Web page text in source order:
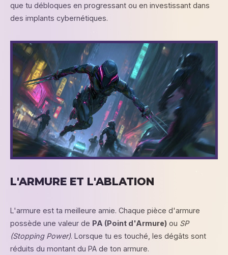
que tu débloques en progressant ou en investissant dans
des implants cybernétiques.
L'ARMURE ET L'ABLATION
L'armure est ta meilleure amie. Chaque pièce d'armure
possède une valeur de PA (Point d'Armure) ou SP
(Stopping Power). Lorsque tu es touché, les dégâts sont
réduits du montant du PA de ton armure.